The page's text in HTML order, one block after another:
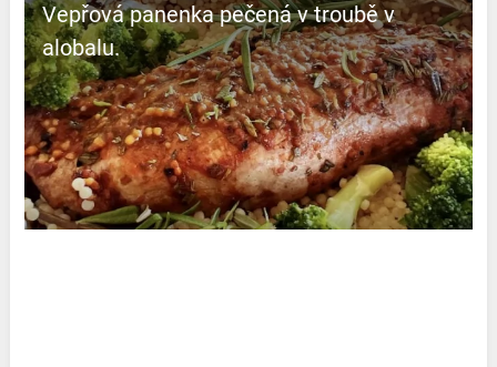
Vepřová panenka pečená v troubě v
alobalu.